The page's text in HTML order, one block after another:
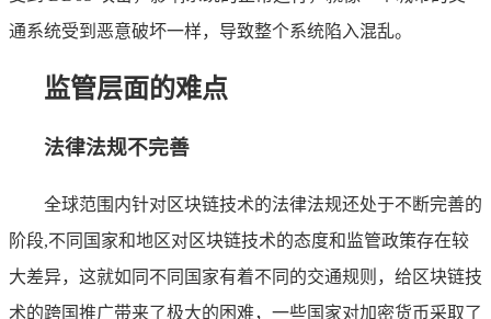
通系统受到恶意破坏一样，导致整个系统陷入混乱。
监管层面的难点
法律法规不完善
全球范围内针对区块链技术的法律法规还处于不断完善的
阶段,不同国家和地区对区块链技术的态度和监管政策存在较
大差异，这就如同不同国家有着不同的交通规则，给区块链技
术的跨国推广带来了极大的困难，一些国家对加密货币采取了